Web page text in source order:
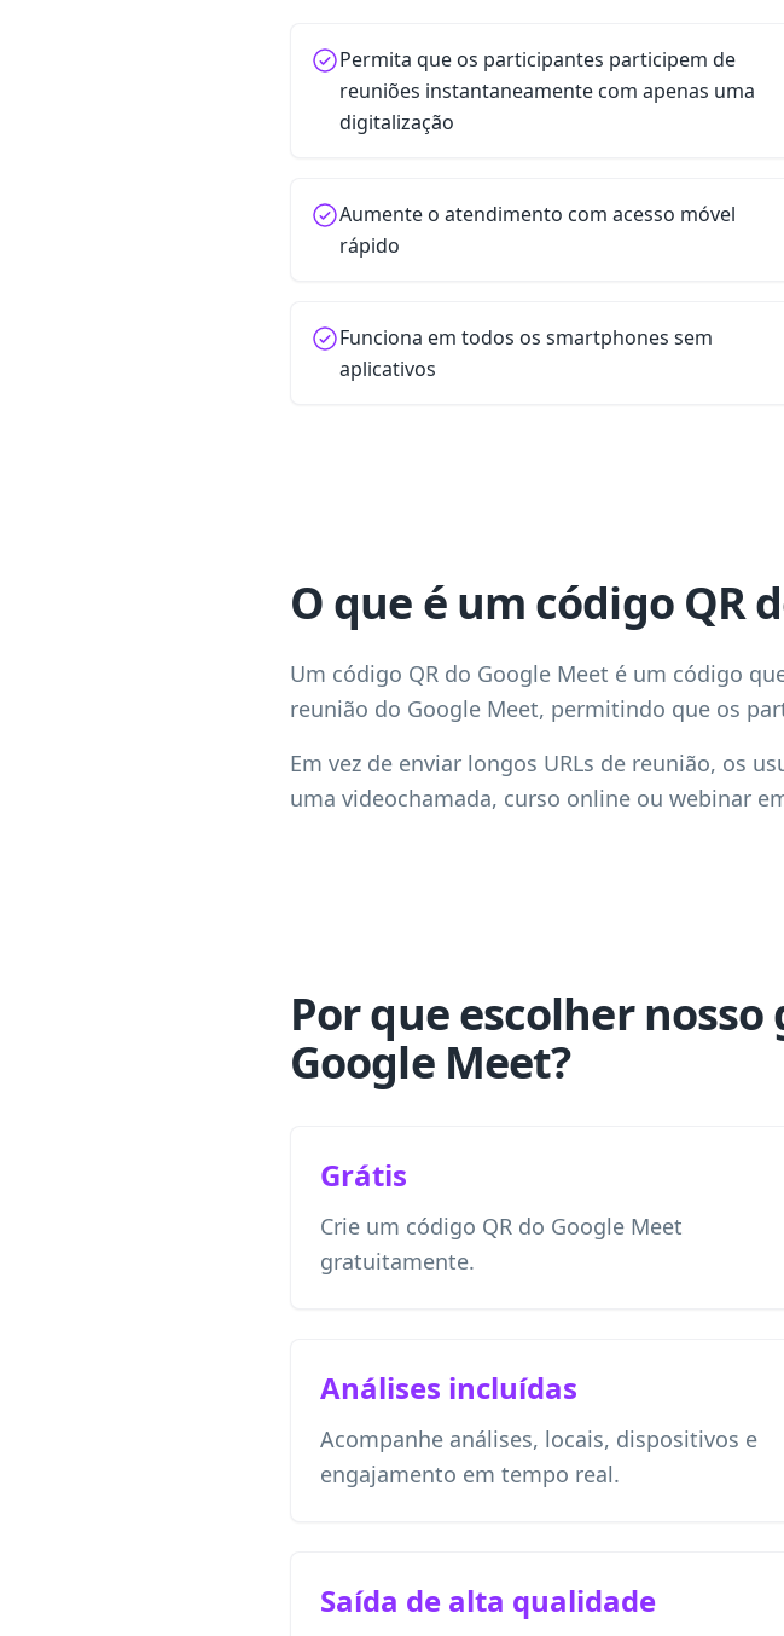
Permita que os participantes participem de
reuniões instantaneamente com apenas uma
digitalização
Aumente o atendimento com acesso móvel
rápido
Funciona em todos os smartphones sem
aplicativos
O que é um código QR
Um código QR do Google Meet é um código
reunião do Google Meet, permitindo que os
Em vez de enviar longos URLs de reunião, os
uma videochamada, curso online ou webinar
Por que escolher
Google Meet?
Grátis
Crie um código QR do Google Meet
gratuitamente.
Análises incluídas
Acompanhe análises, locais, dispositivos e
engajamento em tempo real.
Saída de alta qualidade